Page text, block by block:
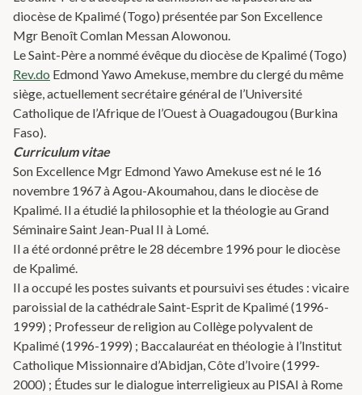
diocèse de Kpalimé (Togo) présentée par Son Excellence
Mgr Benoît Comlan Messan Alowonou.
Le Saint-Père a nommé évêque du diocèse de Kpalimé (Togo)
Rev.do Edmond Yawo Amekuse, membre du clergé du même
siège, actuellement secrétaire général de l’Université
Catholique de l’Afrique de l’Ouest à Ouagadougou (Burkina
Faso).
Curriculum vitae
Son Excellence Mgr Edmond Yawo Amekuse est né le 16
novembre 1967 à Agou-Akoumahou, dans le diocèse de
Kpalimé. Il a étudié la philosophie et la théologie au Grand
Séminaire Saint Jean-Pual II à Lomé.
Il a été ordonné prêtre le 28 décembre 1996 pour le diocèse
de Kpalimé.
Il a occupé les postes suivants et poursuivi ses études : vicaire
paroissial de la cathédrale Saint-Esprit de Kpalimé (1996-
1999) ; Professeur de religion au Collège polyvalent de
Kpalimé (1996-1999) ; Baccalauréat en théologie à l’Institut
Catholique Missionnaire d’Abidjan, Côte d’Ivoire (1999-
2000) ; Études sur le dialogue interreligieux au PISAI à Rome